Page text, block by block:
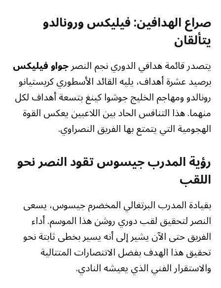
صراع الهدافين: فيليكس ورونالدو
يتألقان
يتصدر قائمة هدافي الدوري نجم النصرجواو فيليكس
برصيد عشرة أهداف، يليه القائد الأسطوري كريستيانو
رونالدو ومهاجم الخليج جوشوا كينغ بتسعة أهداف لكل
منهما. هذا التنافس الحاد بين اللاعبين يعكس القوة
الهجومية التي يتمتع بها الفريق النصراوي.
رؤية المدرب جيسوس تقود النصر نحو
اللقب
بقيادة المدرب البرتغالي المخضرم جيسوس، يسعى
النصر لتحقيق لقب دوري روشن هذا الموسم. أداء
الفريق حتى الآن يشير إلى أنه يسير بخطى ثابتة نحو
تحقيق هذا الهدف بفضل الانتصارات المتتالية
والاستقرار الفني الذي يعيشه النادي.